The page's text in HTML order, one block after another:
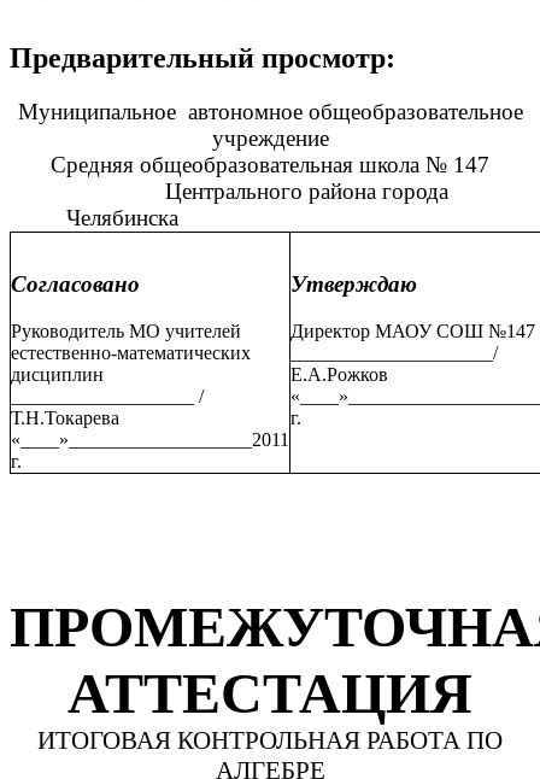
Предварительный просмотр:
Муниципальное автономное общеобразовательное
учреждение
Средняя общеобразовательная школа № 147
Центрального района города
Челябинска
Согласовано
Руководитель МО учителей
естественно-математических
дисциплин
___________________ /
Т.Н.Токарева
«____»___________________2011
г.
Утверждаю
Директор МАОУ СОШ №147
_____________________/
Е.А.Рожков
г.
АТТЕСТАЦИЯ
ИТОГОВАЯ КОНТРОЛЬНАЯ РАБОТА ПО
АЛГЕБРЕ